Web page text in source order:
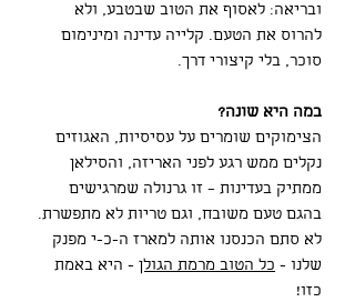
ובריאה: לאסוף את הטוב שבטבע, ולא
להרוס את הטעם. קלייה עדינה ומינימום
סוכר, בלי קיצורי דרך.
במה היא שונה?
הצימוקים שומרים על עסיסיות, האגוזים
נקלים ממש רגע לפני האריזה, והסילאן
ממתיק בעדינות – זו גרנולה שמרגישים
בהגם טעם משובח, וגם טריות לא מתפשרת.
לא סתם הכנסנו אותה למארז ה-כ-י מפנק
שלנו - כל הטוב מרמת הגולן - היא באמת
כזו!